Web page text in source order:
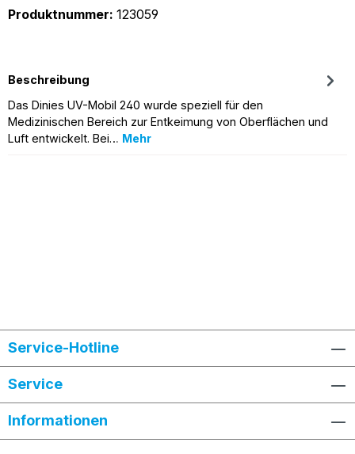
Produktnummer: 123059
Beschreibung
Das Dinies UV-Mobil 240 wurde speziell für den
Medizinischen Bereich zur Entkeimung von Oberflächen und
Luft entwickelt. Bei… Mehr
Service-Hotline
Service
Informationen